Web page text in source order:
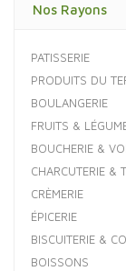
Nos Rayons
PATISSERIE
PRODUITS DU
BOULANGERIE
FRUITS &
BOUCHERIE &
CHARCUTERIE &
CRÈMERIE
ÉPICERIE
BISCUITERIE &
BOISSONS